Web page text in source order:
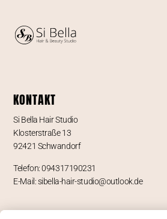
KONTAKT
Si Bella Hair Studio
Klosterstraße 13
92421 Schwandorf
Telefon: 094317190231
E-Mail: sibella-hair-studio@outlook.de